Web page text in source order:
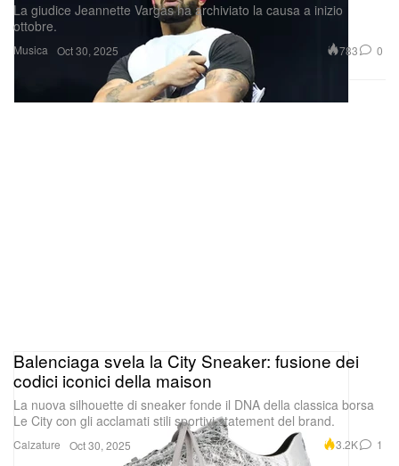
Musica
La giudice Jeannette Vargas ha archiviato la causa a inizio
ottobre.
Oct 30, 2025 783 0
Calzature
Balenciaga svela la City Sneaker: fusione dei
codici iconici della maison
La nuova silhouette di sneaker fonde il DNA della classica borsa
Le City con gli acclamati stili sportivi statement del brand.
Oct 30, 2025 3.2K 1